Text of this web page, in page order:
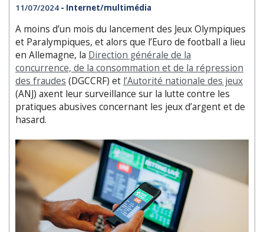
11/07/2024 - Internet/multimédia
A moins d’un mois du lancement des Jeux Olympiques
et Paralympiques, et alors que l’Euro de football a lieu
en Allemagne, la Direction générale de la
concurrence, de la consommation et de la répression
des fraudes (DGCCRF) et l’Autorité nationale des jeux
(ANJ) axent leur surveillance sur la lutte contre les
pratiques abusives concernant les jeux d’argent et de
hasard.